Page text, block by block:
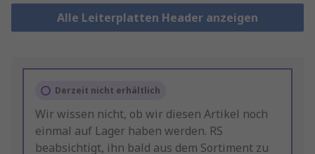
Alle Leiterplatten Header anzeigen
Derzeit nicht erhältlich
Wir wissen nicht, ob wir diesen Artikel noch
einmal auf Lager haben werden. RS
beabsichtigt, ihn bald aus dem Sortiment zu